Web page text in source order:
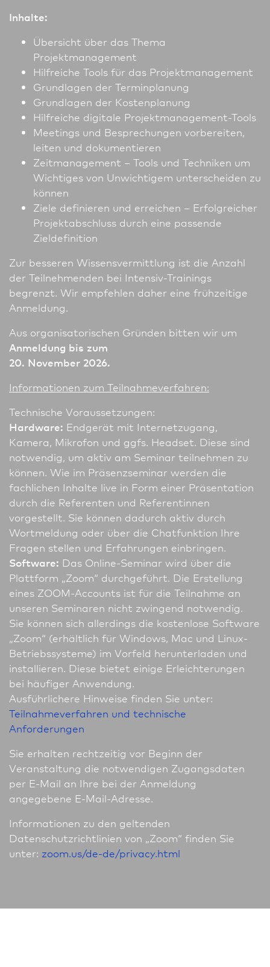
Inhalte:
Übersicht über das Thema
Projektmanagement
Hilfreiche Tools für das Projektmanagement
Grundlagen der Terminplanung
Grundlagen der Kostenplanung
Hilfreiche digitale Projektmanagement-Tools
Meetings und Besprechungen vorbereiten,
leiten und dokumentieren
Zeitmanagement – Tools und Techniken um
Wichtiges von Unwichtigem unterscheiden zu
können
Ziele definieren und erreichen – Erfolgreicher
Projektabschluss durch eine passende
Zieldefinition
Zur besseren Wissensvermittlung ist die Anzahl
der Teilnehmenden bei Intensiv-Trainings
begrenzt. Wir empfehlen daher eine frühzeitige
Anmeldung.
Aus organisatorischen Gründen bitten wir um
Anmeldung bis zum
20. November 2026.
In­for­ma­tio­nen zum Teilnahmeverfahren:
Technische Voraussetzungen:
Hardware: Endgerät mit Internetzugang,
Kamera, Mikrofon und ggfs. Headset. Diese sind
notwendig, um aktiv am Seminar teil­nehmen zu
können. Wie im Präsenzseminar werden die
fachlichen Inhalte live in Form einer Präsentation
durch die Referenten und Referentinnen
vorgestellt. Sie können dadurch aktiv durch
Wortmeldung oder über die Chatfunktion Ihre
Fragen stellen und Erfahrungen einbringen.
Software: Das Online-Seminar wird über die
Plattform „Zoom“ durchgeführt. Die Erstellung
eines ZOOM-Accounts ist für die Teilnahme an
unseren Seminaren nicht zwingend notwendig.
Sie können sich allerdings die kostenlose Software
„Zoom“ (erhältlich für Windows, Mac und Linux-
Betriebssysteme) im Vorfeld herunterladen und
installieren. Diese bietet einige Erleichterungen
bei häufiger Anwendung.
Ausführlichere Hinweise finden Sie unter:
Teilnahmeverfahren und technische
Anforderungen
Sie erhalten rechtzeitig vor Beginn der
Veranstaltung die notwendigen Zugangsdaten
per E-Mail an Ihre bei der Anmeldung
angegebene E-Mail-Adresse.
In­for­ma­tio­nen zu den geltenden
Datenschutzrichtlinien von „Zoom“ finden Sie
unter: zoom.us/de-de/privacy.html